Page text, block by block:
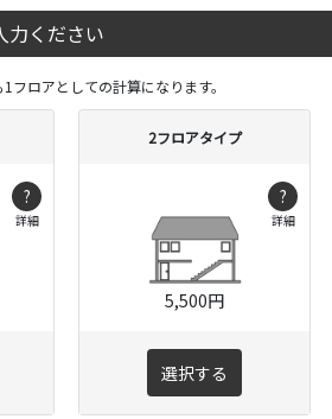
力ください
ロアとしての計算になります。
?
詳細
2フロアタイプ
?
詳細
5,500円
選択する